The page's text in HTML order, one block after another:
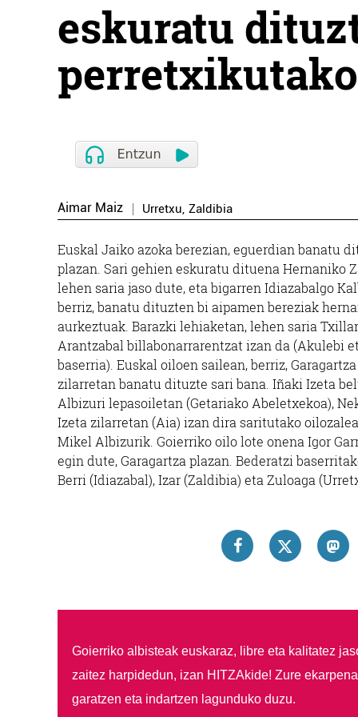
eskuratu
Aimar Maiz Urretxu, Zaldibia
Euskal Jaiko azoka berezian, eguerdian banatu
plazan. Sari gehien eskuratu dituena Hernaniko
lehen saria jaso dute, eta bigarren Idiazabalgo
berriz, banatu dituzten bi aipamen bereziak
aurkeztuak. Barazki lehiaketan, lehen saria
Arantzabal billabonarrarentzat izan da (Akulebi
baserria). Euskal oiloen sailean, berriz,
zilarretan banatu dituzte sari bana. Iñaki Izeta
Albizuri lepasoiletan (Getariako Abeletxekoa),
Izeta zilarretan (Aia) izan dira saritutako
Mikel Albizurik. Goierriko oilo lote onena Igor
egin dute, Garagartza plazan. Bederatzi
Berri (Idiazabal), Izar (Zaldibia) eta Zuloaga
Goierriko albisteak euskaraz, libre eta kalitatez
zaitez harpidedun, izan HITZAkide! Zure
garatzen eta indartzen lagunduko duzu.